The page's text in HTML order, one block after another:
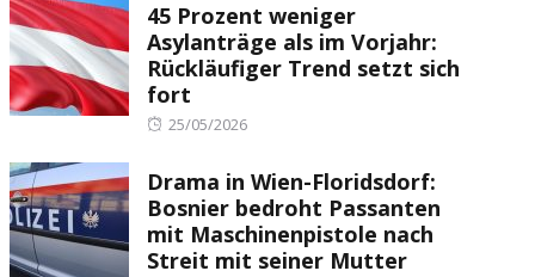
45 Prozent weniger
Asylanträge als im Vorjahr:
Rückläufiger Trend setzt sich
fort
Posted
25/05/2026
Drama in Wien-Floridsdorf:
Bosnier bedroht Passanten
mit Maschinenpistole nach
Streit mit seiner Mutter